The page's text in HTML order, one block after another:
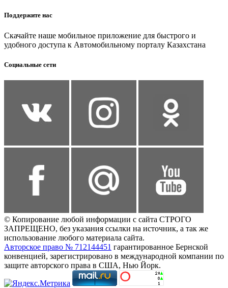
Поддержите нас
Скачайте наше мобильное приложение для быстрого и
удобного доступа к Автомобильному порталу Казахстана
Социальные сети
© Копирование любой информации с сайта СТРОГО
ЗАПРЕЩЕНО, без указания ссылки на источник, а так же
использование любого материала сайта.
Авторское право № 712144451 гарантированное Бернской
конвенцией, зарегистрировано в международной компании по
защите авторского права в США, Нью Йорк.